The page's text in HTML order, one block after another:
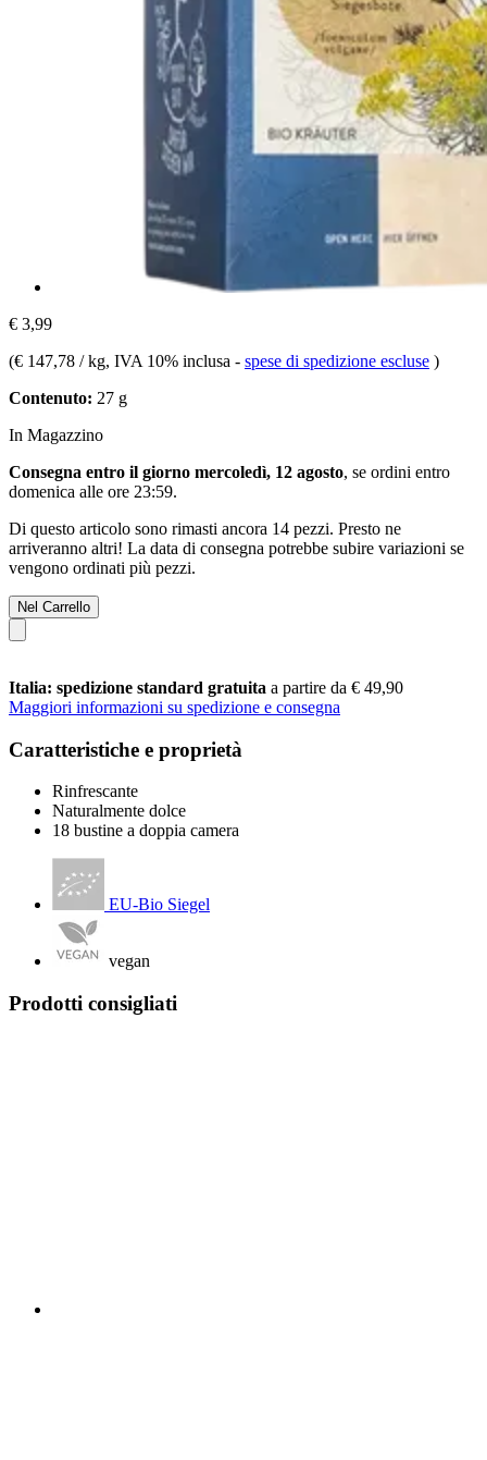
€ 3,99
(€ 147,78 / kg, IVA 10% inclusa - spese di spedizione escluse )
Contenuto: 27 g
In Magazzino
Consegna entro il giorno mercoledì, 12 agosto, se ordini entro
domenica alle ore 23:59.
Di questo articolo sono rimasti ancora 14 pezzi. Presto ne
arriveranno altri! La data di consegna potrebbe subire variazioni se
vengono ordinati più pezzi.
Nel Carrello
Italia: spedizione standard gratuita a partire da € 49,90
Maggiori informazioni su spedizione e consegna
Caratteristiche e proprietà
Rinfrescante
Naturalmente dolce
18 bustine a doppia camera
EU-Bio Siegel
vegan
Prodotti consigliati